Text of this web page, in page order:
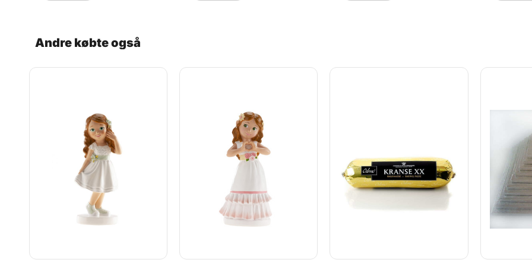
være identisk med billedet.
plastikunderlag for nem
figur er unik og kan derfor
konfirmationsfejring!
- den vil derfor heller ikke
Leveres
figur er
Andre købte også